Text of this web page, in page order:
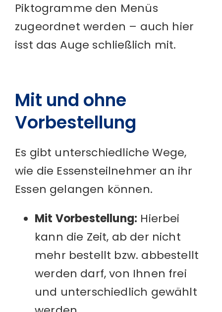
Piktogramme den Menüs
zugeordnet werden – auch hier
isst das Auge schließlich mit.
Mit und ohne
Vorbestellung
Es gibt unterschiedliche Wege,
wie die Essensteilnehmer an ihr
Essen gelangen können.
Mit Vorbestellung: Hierbei
kann die Zeit, ab der nicht
mehr bestellt bzw. abbestellt
werden darf, von Ihnen frei
und unterschiedlich gewählt